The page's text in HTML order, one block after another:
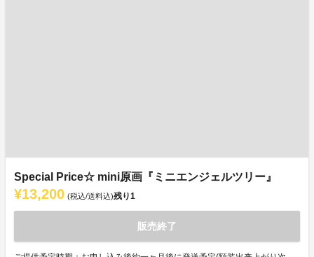
Special Price☆ mini原画『ミニエンジェルツリー』
¥13,200 (税込/送料込)残り1
販売終了